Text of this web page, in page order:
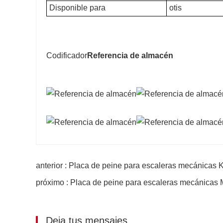
Disponible para
otis
CodificadorReferencia de almacén
anterior : Placa de peine para escaleras mecánicas
próximo : Placa de peine para escaleras mecánicas
Deja tus mensajes